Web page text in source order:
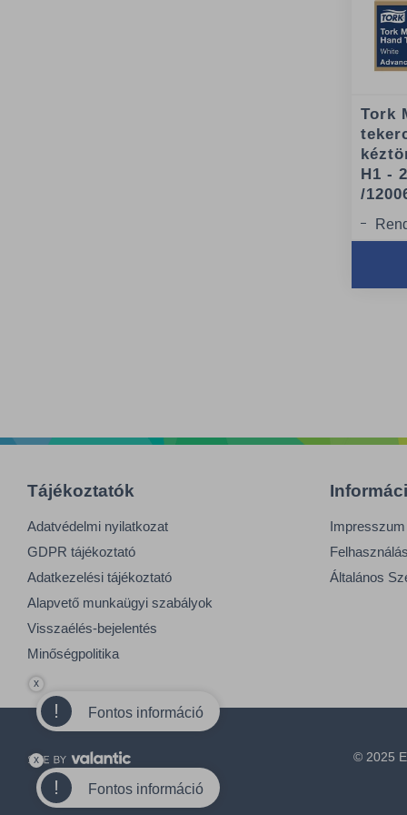
Tork
H1 -
/
Tájékoztatók
Adatvédelmi nyilatkozat
GDPR tájékoztató
Adatkezelési tájékoztató
Alapvető munkaügyi szabályok
Visszaélés-bejelentés
Minőségpolitika
Impresszum
Általános
© 2025
! Fontos információ
x
! Fontos információ
x